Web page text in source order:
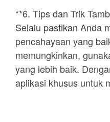
**6. Tips dan Trik
Selalu pastikan Anda
pencahayaan yang
memungkinkan,
yang lebih baik.
aplikasi khusus untuk